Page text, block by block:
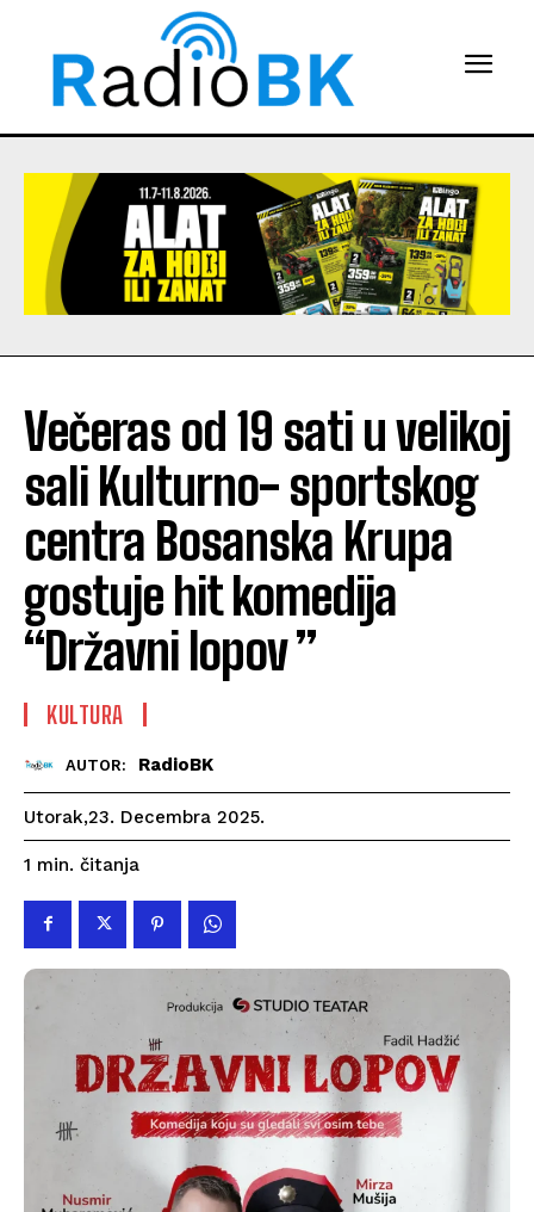
Večeras od 19 sati u velikoj
sali Kulturno- sportskog
centra Bosanska Krupa
gostuje hit komedija
“Državni lopov ”
KULTURA
AUTOR: RadioBK
Utorak,23. Decembra 2025.
1 min. čitanja